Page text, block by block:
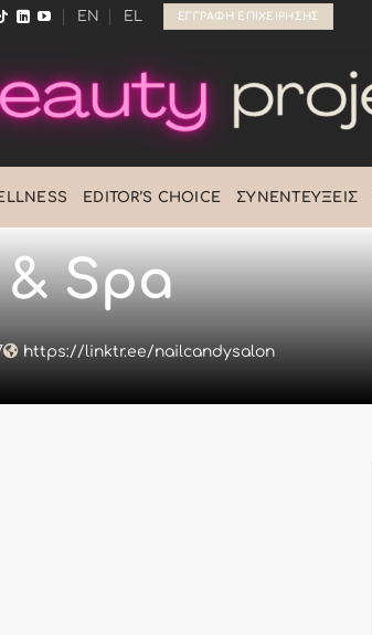
EN EL ΕΓΓΡΑΦΉ ΕΠΙΧΕΊΡΗΣΗΣ
EDITOR’S CHOICE ΣΥΝΕΝΤΕΎΞΕΙΣ
Spa
https://linktr.ee/nailcandysalon